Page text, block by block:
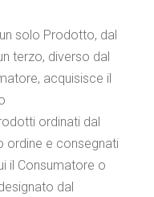
solo Prodotto, dal
terzo, diverso dal
acquisisce il
ordinati dal
ordine e consegnati
il Consumatore o
dal